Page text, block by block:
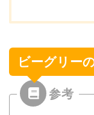
ビーグリー